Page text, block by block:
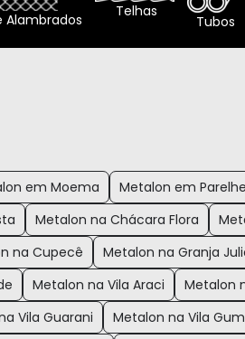
Alambrados
Telhas
Tubos
em Moema
Metalon em
Metalon na Chácara Flora
na Cupecê Metalon na Granja
Metalon na Vila Araci
Metalon
Vila Guarani
Metalon na Vila